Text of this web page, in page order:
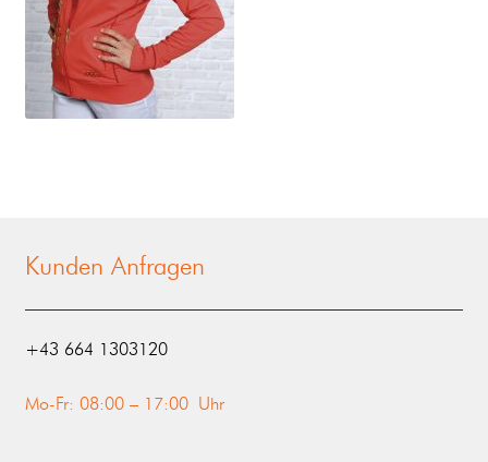
Kunden Anfragen
‭+43 664 1303120‬
Mo-Fr: 08:00 – 17:00 Uhr